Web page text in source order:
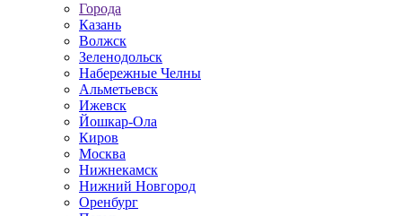
Города
Казань
Волжск
Зеленодольск
Набережные Челны
Альметьевск
Ижевск
Йошкар-Ола
Киров
Москва
Нижнекамск
Нижний Новгород
Оренбург